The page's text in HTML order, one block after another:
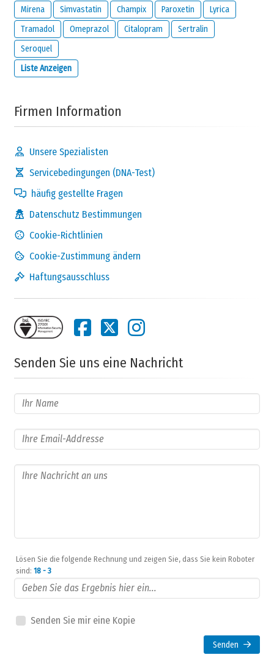
Mirena Simvastatin Champix Paroxetin
Lyrica
Tramadol
Omeprazol Citalopram
Sertralin
Seroquel
Liste Anzeigen
Firmen Information
Unsere Spezialisten
Servicebedingungen (DNA-Test)
häufig gestellte Fragen
Datenschutz Bestimmungen
Cookie-Richtlinien
Cookie-Zustimmung ändern
Haftungsausschluss
Senden Sie uns eine Nachricht
Lösen Sie die folgende Rechnung und zeigen Sie, dass Sie kein Roboter
sind: 18 - 3
Senden Sie mir eine Kopie
Senden